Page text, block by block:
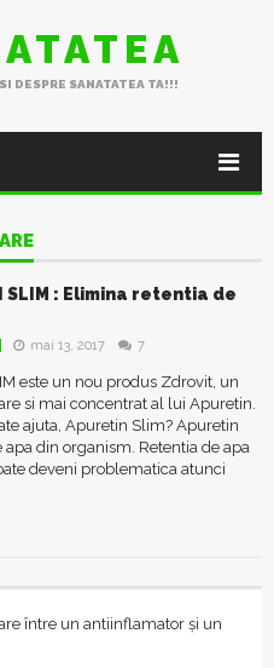
DESPRE SANATATEA TA!!!
SLIM : Elimina retentia de
mai 13, 2017 7
este un nou produs Zdrovit, un
si mai concentrat al lui Apuretin.
ajuta, Apuretin Slim? Apuretin
din organism. Retentia de apa
deveni problematica atunci
între un antiinflamator și un